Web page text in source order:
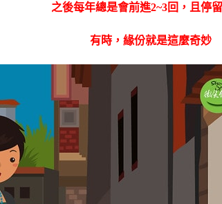
之後每年總是會前進2~3回，且停
有時，緣份就是這麼奇妙